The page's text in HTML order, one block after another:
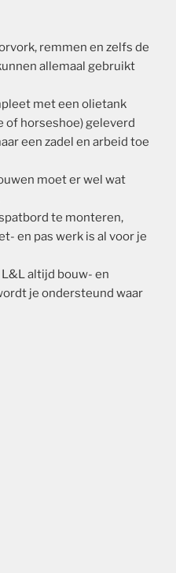
remmen en zelfs de
allemaal gebruikt
met een olietank
of horseshoe) geleverd
een zadel en arbeid toe
moet er wel wat
te monteren,
en pas werk is al voor je
altijd bouw- en
je ondersteund waar